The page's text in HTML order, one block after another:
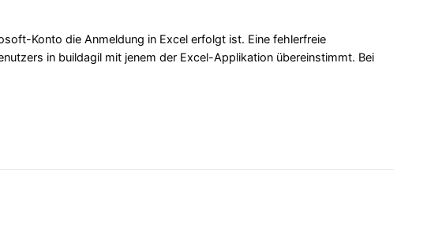
Konto die Anmeldung in Excel erfolgt ist. Eine fehlerfreie
in buildagil mit jenem der Excel-Applikation übereinstimmt. Bei